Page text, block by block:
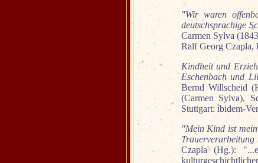
"Wir waren
deutschsprachige
Carmen Sylva
Ralf Georg Czapla,
Kindheit und
Eschenbach und
Bernd Willscheid
(Carmen Sylva).
Stuttgart: ibidem-
"Mein Kind ist
Czapla (Hg.):